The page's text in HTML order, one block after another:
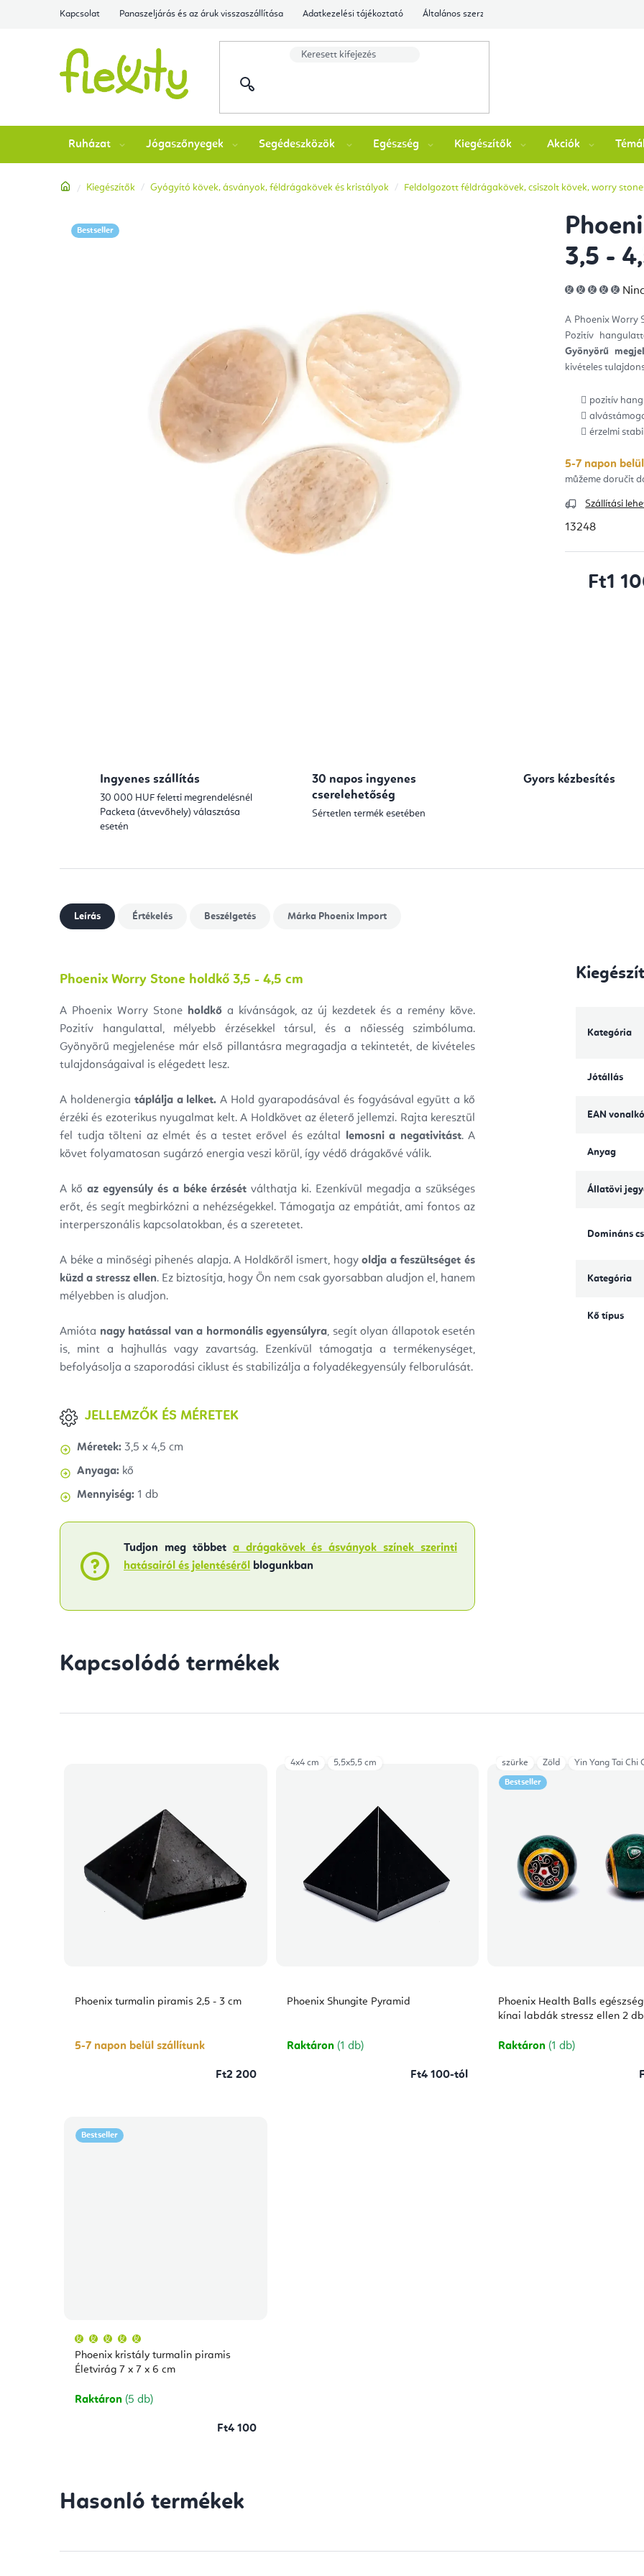
Kapcsolat Panaszeljárás és az áruk visszaszállítása Adatkezelési tájékoztató Általános szerződési feltételek Ellenőrizze a
Ruházat Jógaszőnyegek Segédeszközök Egészség Kiegészítők Akciók
Kezdőlap
Kiegészítők Gyógyító kövek, ásványok, féldrágakövek és kristályok Feldolgozott féldrágakövek, csiszolt kövek, worry
3,5 -
A
5-
ből
0,0
A Phoenix Worry
Pozitív
Gyönyörű
kivételes
pozitív
érzelmi
5-7 napon
Szállítási
13248
Ft1
Bestseller
Ingyenes szállítás
30 000 HUF feletti megrendelésnél
Packeta (átvevőhely) választása
esetén
30 napos ingyenes
cserelehetőség
Sértetlen termék esetében
Gyors kézbesítés
Leírás Értékelés Beszélgetés Márka Phoenix Import
Phoenix Worry Stone holdkő 3,5 - 4,5 cm
A Phoenix Worry Stone holdkőa kívánságok, az új kezdetek és a remény köve.
Pozitív hangulattal, mélyebb érzésekkel társul, és a nőiesség szimbóluma.
Gyönyörű megjelenése már első pillantásra megragadja a tekintetét, de kivételes
tulajdonságaival is elégedett lesz.
A holdenergia táplálja a lelket.A Hold gyarapodásával és fogyásával együtt a kő
érzéki és ezoterikus nyugalmat kelt. A Holdkövet az életerő jellemzi. Rajta keresztül
fel tudja tölteni az elmét és a testet erővel és ezáltal lemosni a negativitást. A
követ folyamatosan sugárzó energia veszi körül, így védő drágakővé válik.
A kő az egyensúly és a béke érzését válthatja ki. Ezenkívül megadja a szükséges
erőt, és segít megbirkózni a nehézségekkel. Támogatja az empátiát, ami fontos az
interperszonális kapcsolatokban, és a szeretetet.
A béke a minőségi pihenés alapja. A Holdkőről ismert, hogyoldja a feszültséget és
küzd a stressz ellen. Ez biztosítja, hogy Ön nem csak gyorsabban aludjon el, hanem
mélyebben is aludjon.
Amióta nagy hatással van a hormonális egyensúlyra, segít olyan állapotok esetén
is, mint a hajhullás vagy zavartság. Ezenkívül támogatja a termékenységet,
befolyásolja a szaporodási ciklust és stabilizálja a folyadékegyensúly felborulását.
JELLEMZŐK ÉS MÉRETEK
Méretek: 3,5 x 4,5 cm
Anyaga: kő
Mennyiség: 1 db
Tudjon meg többet a drágakövek és ásványok színek szerinti
hatásairól és jelentéséről blogunkban
Kategória
Jótállás
EAN
Anyag
Állatövi
Domináns
Kategória
Kő típus
Kapcsolódó termékek
Phoenix turmalin piramis 2,5 - 3 cm
5-7 napon belül szállítunk
Ft2 200
Phoenix Shungite Pyramid
Raktáron (1 db)
Ft4 100-tól
4x4 cm 5,5x5,5 cm
Bestseller
Phoenix Health Balls
kínai labdák stressz ellen 2 db
Raktáron (1 db)
szürke Zöld Yin Yang Tai Chi
Bestseller
Phoenix kristály turmalin piramis
Életvirág 7 x 7 x 6 cm
átlagos
értékelése
5-
csillag.
Raktáron (5 db)
Ft4 100
Hasonló termékek